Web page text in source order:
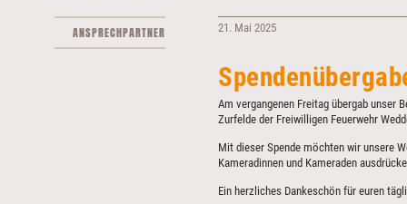
21. Mai 2025
Am vergangenen Freitag übergab unser
Zurfelde der Freiwilligen Feuerwehr
Mit dieser Spende möchten wir unsere
Kameradinnen und Kameraden
Ein herzliches Dankeschön für euren
ANSPRECHPARTNER